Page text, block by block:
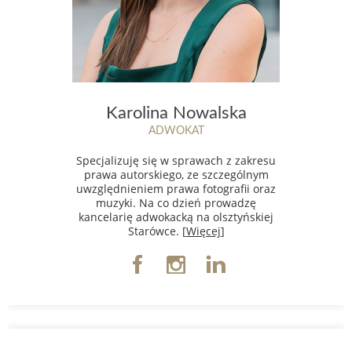
Karolina Nowalska
ADWOKAT
Specjalizuję się w sprawach z zakresu
prawa autorskiego, ze szczególnym
uwzględnieniem prawa fotografii oraz
muzyki. Na co dzień prowadzę
kancelarię adwokacką na olsztyńskiej
Starówce. [Więcej]